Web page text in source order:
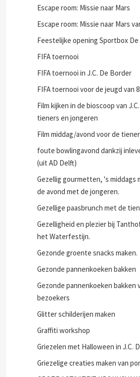
Escape room: Missie naar Mars
Escape room: Missie naar Mars
Feestelijke opening Sportbox
FIFA toernooi
FIFA toernooi in J.C. De Border
FIFA toernooi voor de jeugd van
Film kijken in de bioscoop van
tieners en jongeren
Film middag/avond voor de
foute bowlingavond dankzij
(uit AD Delft)
Gezellig gourmetten, 's middags
de avond met de jongeren.
Gezellige paasbrunch met de
Gezelligheid en plezier bij
het Waterfestijn.
Gezonde groente snacks maken.
Gezonde pannenkoeken bakken
Gezonde pannenkoeken bakken
bezoekers
Glitter schilderijen maken
Graffiti workshop
Griezelen met Halloween in J.C.
Griezelige creaties maken van